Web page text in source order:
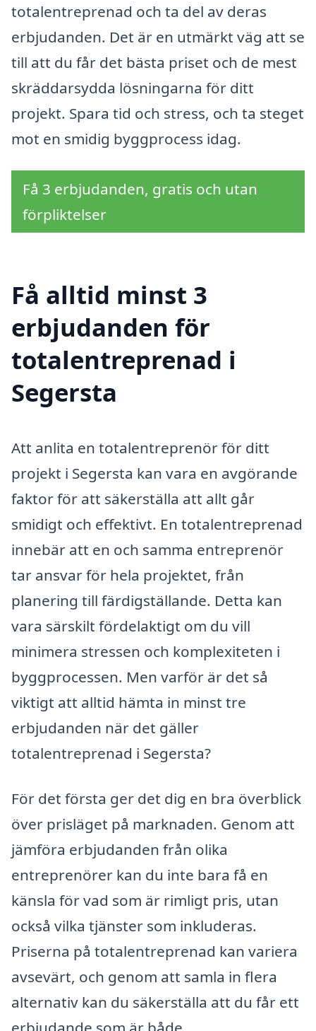
totalentreprenad och ta del av deras
erbjudanden. Det är en utmärkt väg att se
till att du får det bästa priset och de mest
skräddarsydda lösningarna för ditt
projekt. Spara tid och stress, och ta steget
mot en smidig byggprocess idag.
Få 3 erbjudanden, gratis och utan
förpliktelser
Få alltid minst 3
erbjudanden för
totalentreprenad i
Segersta
Att anlita en totalentreprenör för ditt
projekt i Segersta kan vara en avgörande
faktor för att säkerställa att allt går
smidigt och effektivt. En totalentreprenad
innebär att en och samma entreprenör
tar ansvar för hela projektet, från
planering till färdigställande. Detta kan
vara särskilt fördelaktigt om du vill
minimera stressen och komplexiteten i
byggprocessen. Men varför är det så
viktigt att alltid hämta in minst tre
erbjudanden när det gäller
totalentreprenad i Segersta?
För det första ger det dig en bra överblick
över prisläget på marknaden. Genom att
jämföra erbjudanden från olika
entreprenörer kan du inte bara få en
känsla för vad som är rimligt pris, utan
också vilka tjänster som inkluderas.
Priserna på totalentreprenad kan variera
avsevärt, och genom att samla in flera
alternativ kan du säkerställa att du får ett